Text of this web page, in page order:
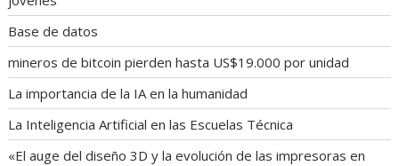
Base de datos
mineros de bitcoin pierden hasta US$19.000 por unidad
La importancia de la IA en la humanidad
La Inteligencia Artificial en las Escuelas Técnica
«El auge del diseño 3D y la evolución de las impresoras en